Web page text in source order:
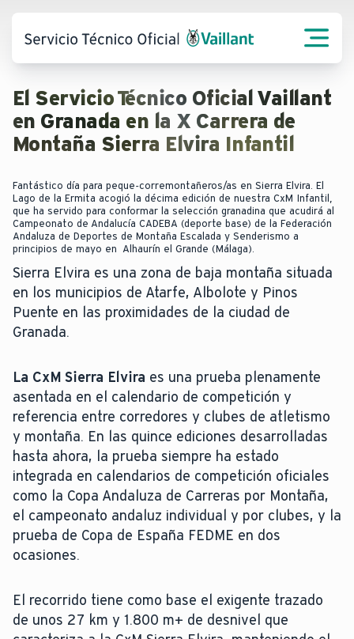
El Servicio Técnico Oficial Vaillant
en Granada en la X Carrera de
Montaña Sierra Elvira Infantil
Fantástico día para peque-corremontañeros/as en Sierra Elvira. El
Lago de la Ermita acogió la décima edición de nuestra CxM Infantil,
que ha servido para conformar la selección granadina que acudirá al
Campeonato de Andalucía CADEBA (deporte base) de la Federación
Andaluza de Deportes de Montaña Escalada y Senderismo a
principios de mayo en Alhaurín el Grande (Málaga).
Sierra Elvira es una zona de baja montaña situada
en los municipios de Atarfe, Albolote y Pinos
Puente en las proximidades de la ciudad de
Granada.
La CxM Sierra Elvira es una prueba plenamente
asentada en el calendario de competición y
referencia entre corredores y clubes de atletismo
y montaña. En las quince ediciones desarrolladas
hasta ahora, la prueba siempre ha estado
integrada en calendarios de competición oficiales
como la Copa Andaluza de Carreras por Montaña,
el campeonato andaluz individual y por clubes, y la
prueba de Copa de España FEDME en dos
ocasiones.
El recorrido tiene como base el exigente trazado
de unos 27 km y 1.800 m+ de desnivel que